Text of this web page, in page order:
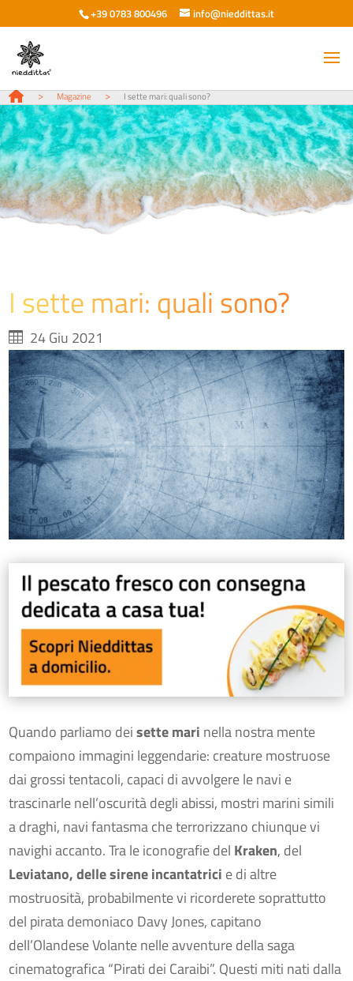
+39 0783 800496 info@nieddittas.it
> Magazine > I sette mari: quali sono?
I sette mari: quali sono?
24 Giu 2021
Quando parliamo deisette mari nella nostra mente
compaiono immagini leggendarie: creature mostruose
dai grossi tentacoli, capaci di avvolgere le navi e
trascinarle nell’oscurità degli abissi, mostri marini simili
a draghi, navi fantasma che terrorizzano chiunque vi
navighi accanto. Tra le iconografie del Kraken, del
Leviatano, delle sirene incantatrici e di altre
mostruosità, probabilmente vi ricorderete soprattutto
del pirata demoniaco Davy Jones, capitano
dell’Olandese Volante nelle avventure della saga
cinematografica “Pirati dei Caraibi”. Questi miti nati dalla